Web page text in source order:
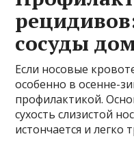
сосуды
Если носовые
особенно в осенне-
профилактикой.
сухость слизистой
истончается и легко